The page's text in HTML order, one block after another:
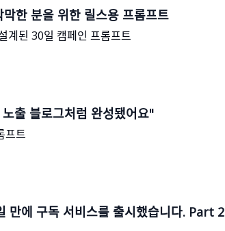
분을 위한 릴스용 프롬프트
30일 캠페인 프롬프트
블로그처럼 완성됐어요"
만에 구독 서비스를 출시했습니다. Part 2